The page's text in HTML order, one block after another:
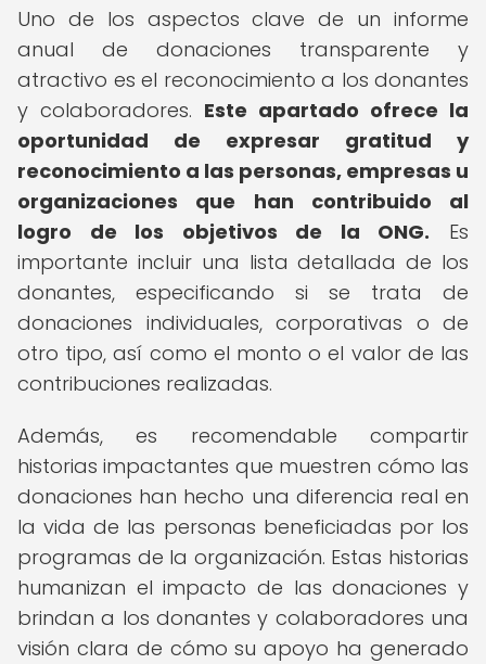
Uno de los aspectos clave de un informe
anual de donaciones transparente y
atractivo es el reconocimiento a los donantes
y colaboradores. Este apartado ofrece la
oportunidad de expresar gratitud y
reconocimiento a las personas, empresas u
organizaciones que han contribuido al
logro de los objetivos de la ONG. Es
importante incluir una lista detallada de los
donantes, especificando si se trata de
donaciones individuales, corporativas o de
otro tipo, así como el monto o el valor de las
contribuciones realizadas.
Además, es recomendable compartir
historias impactantes que muestren cómo las
donaciones han hecho una diferencia real en
la vida de las personas beneficiadas por los
programas de la organización. Estas historias
humanizan el impacto de las donaciones y
brindan a los donantes y colaboradores una
visión clara de cómo su apoyo ha generado